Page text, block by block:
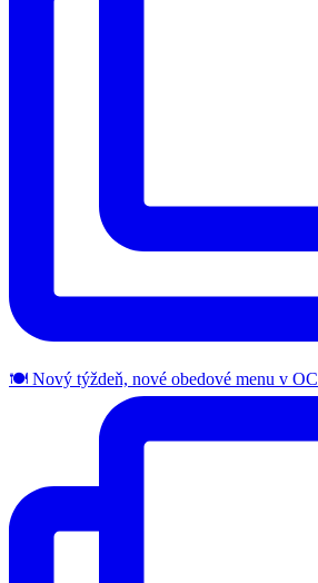
🍽️ Nový týždeň, nové obedové menu v OC